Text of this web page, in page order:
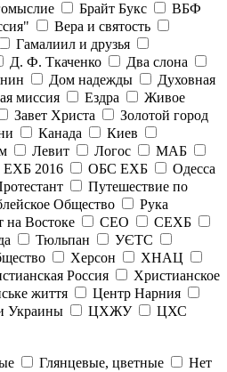
Брайт Букс
ВБФ
Вера и святость
Гамалиил и друзья
Д. Ф. Ткаченко
Два слона
Дом надежды
Духовная
миссия Ездра
Живое
Завет Христа
Золотой город
Канада
Киев
Левит Логос
МАБ
2016 ОБС ЕХБ
Одесса
Путешествие по
Общество
Рука
на Востоке СЕО
СЕХБ
Тюльпан
УЄТС
Херсон
ХНАЦ
Россия
Христианское
життя
Центр Нарния
Украины
ЦХЖУ
ЦХС
Глянцевые, цветные
Нет